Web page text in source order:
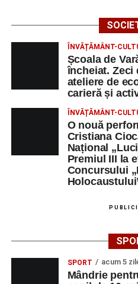
ÎNVĂȚĂMÂNT-
Școala de
încheiat. Zeci
ateliere de
carieră și
ÎNVĂȚĂMÂNT-
O nouă
Cristiana
Național
Premiul III la
Concursului
SPORT acum 5
Mândrie